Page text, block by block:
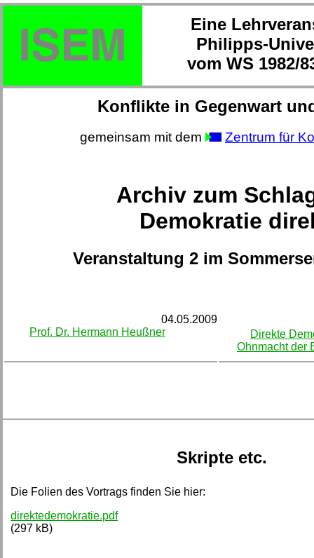
Eine
Philipps-
vom WS 1982/
Konflikte in Gegenwart
gemeinsam mit dem Zentrum für
Archiv zum
Demokratie
Veranstaltung 2 im
04.05.2009
Prof. Dr. Hermann Heußner
Direkte
Ohnmacht der
Skripte etc.
Die Folien des Vortrags finden Sie hier:
direktedemokratie.pdf
(297 kB)